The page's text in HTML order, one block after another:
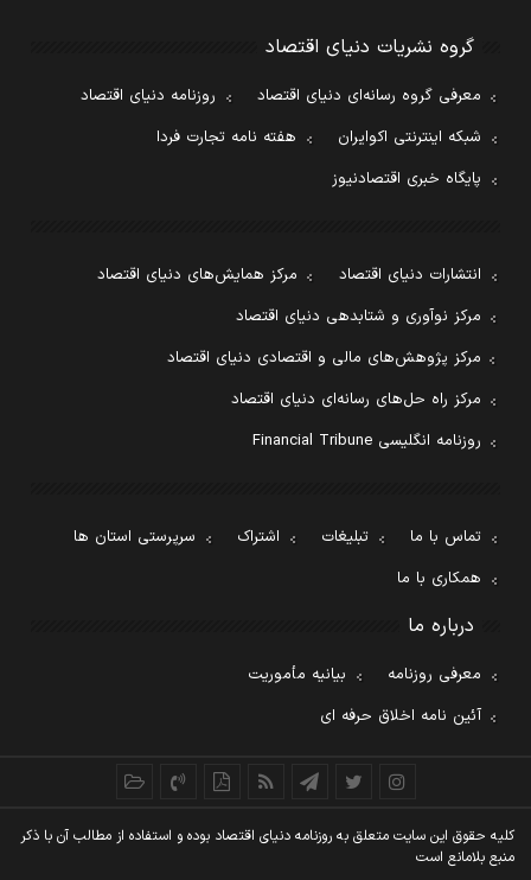
گروه نشریات دنیای اقتصاد
معرفی گروه رسانه‌ای دنیای اقتصاد
روزنامه دنیای اقتصاد
شبکه اینترنتی اکوایران
هفته نامه تجارت فردا
پایگاه خبری اقتصادنیوز
انتشارات دنیای اقتصاد
مرکز همایش‌های دنیای اقتصاد
مرکز نوآوری و شتابدهی دنیای اقتصاد
مرکز پژوهش‌های مالی و اقتصادی دنیای اقتصاد
مرکز راه حل‌های رسانه‌ای دنیای اقتصاد
روزنامه انگلیسی Financial Tribune
تماس با ما تبلیغات اشتراک
سرپرستی استان ها
همکاری با ما
درباره ما
معرفی روزنامه
بیانیه مأموریت
آئین نامه اخلاق حرفه ای
کليه حقوق اين سايت متعلق به روزنامه دنيای اقتصاد بوده و استفاده از مطالب آن با ذکر
منبع بلامانع است